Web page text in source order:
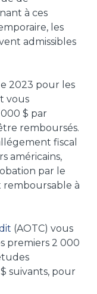
à ces
les
admissibles
2023 pour les
vous
$ par
remboursés.
fiscal
américains,
par le
remboursable à
(AOTC) vous
premiers 2 000
suivants, pour